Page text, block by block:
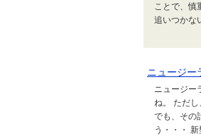
ことで、慎
追いつかな
ニュージー
ニュージー
ね。 ただし
でも、その
う・・・